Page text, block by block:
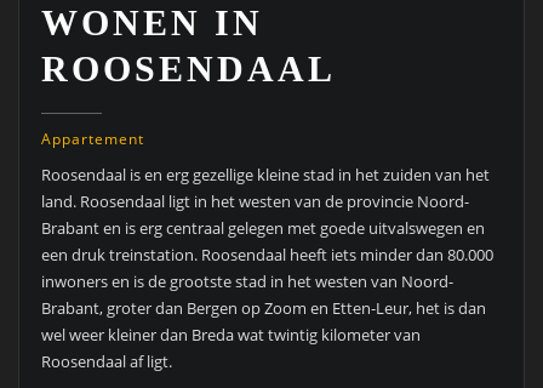
WONEN IN
ROOSENDAAL
Appartement
Roosendaal is en erg gezellige kleine stad in het zuiden van het
land. Roosendaal ligt in het westen van de provincie Noord-
Brabant en is erg centraal gelegen met goede uitvalswegen en
een druk treinstation. Roosendaal heeft iets minder dan 80.000
inwoners en is de grootste stad in het westen van Noord-
Brabant, groter dan Bergen op Zoom en Etten-Leur, het is dan
wel weer kleiner dan Breda wat twintig kilometer van
Roosendaal af ligt.